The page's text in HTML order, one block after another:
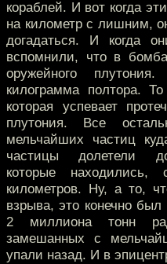
кораблей. И вот когда
на километр с лишним,
догадаться. И когда
вспомнили, что в
оружейного
килограмма полтора.
которая успевает
плутония. Все
мельчайших частиц
частицы долетели до
которые
километров. Ну, а то,
взрыва, это конечно
2 миллиона тонн
замешанных с
упали назад. И в